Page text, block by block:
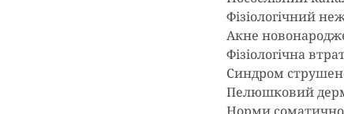
Фізіологічний
Акне
Фізіологічна
Синдром
Пелюшковий